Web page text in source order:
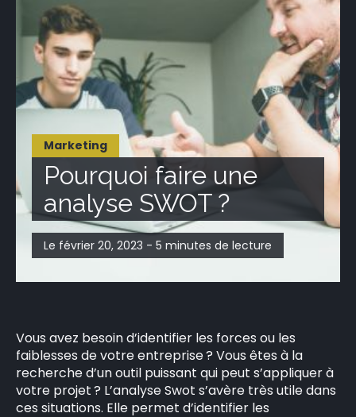
Marketing
Pourquoi faire une
analyse SWOT ?
Le février 20, 2023 - 5 minutes de lecture
Vous avez besoin d’identifier les forces ou les
faiblesses de votre entreprise ? Vous êtes à la
recherche d’un outil puissant qui peut s’appliquer à
votre projet ? L’analyse Swot s’avère très utile dans
ces situations. Elle permet d’identifier les
Outils
LEXIQUE